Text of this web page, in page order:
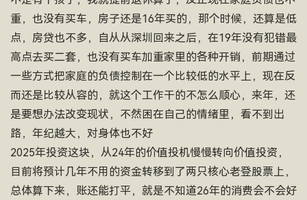
重，也没有买车，房子还是16年买的，那个时候，还算是低
点，房贷也不多，自从从深圳回来之后，在19年没有犯错最
高点去买二套，也没有买车加重家里的各种开销，前期通过
一些方式把家庭的负债控制在一个比较低的水平上，现在反
而还是比较从容的，就这个工作干的不怎么顺心，来年，还
是要想办法改变现状，不然困在自己的情绪里，看不到出
路，年纪越大，对身体也不好
2025年投资这块，从24年的价值投机慢慢转向价值投资，
目前将预计几年不用的资金转移到了两只核心老登股票上，
总体算下来，账还能打平，就是不知道26年的消费会不会好